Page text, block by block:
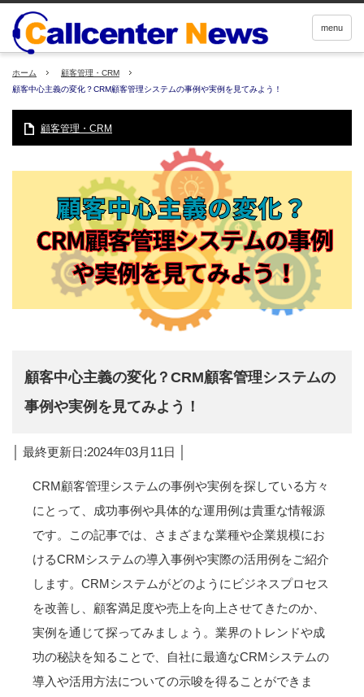
menu
ホーム
顧客管理・CRM
顧客中心主義の変化？CRM顧客管理システムの事例や実例を見てみよう！
顧客管理・CRM
顧客中心主義の変化？CRM顧客管理システムの
事例や実例を見てみよう！
│ 最終更新日:2024年03月11日 │
CRM顧客管理システムの事例や実例を探している方々
にとって、成功事例や具体的な運用例は貴重な情報源
です。この記事では、さまざまな業種や企業規模にお
けるCRMシステムの導入事例や実際の活用例をご紹介
します。CRMシステムがどのようにビジネスプロセス
を改善し、顧客満足度や売上を向上させてきたのか、
実例を通じて探ってみましょう。業界のトレンドや成
功の秘訣を知ることで、自社に最適なCRMシステムの
導入や活用方法についての示唆を得ることができま